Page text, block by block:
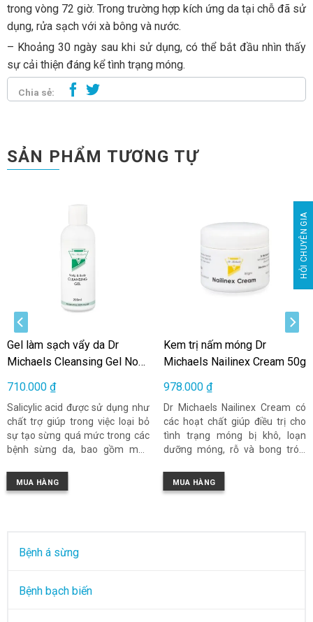
trong vòng 72 giờ. Trong trường hợp kích ứng da tại chỗ đã sử
dụng, rửa sạch với xà bông và nước.
– Khoảng 30 ngày sau khi sử dụng, có thể bắt đầu nhìn thấy
sự cải thiện đáng kể tình trạng móng.
Chia sẻ:
SẢN PHẨM TƯƠNG TỰ
Gel làm sạch vẩy da Dr
Michaels Cleansing Gel No
710.000 ₫
Salicylic acid được sử dụng như
chất trợ giúp trong việc loại bỏ
sự tạo sừng quá mức trong các
bệnh sừng da, bao gồm mụn
nhau;chứng dày sừng bàn chân
và bàn tay, dày sừng nang lông
sự tạo sừng quá mức trên vùng
lưng và tổn thương dạng sừng
MUA HÀNG
Kem trị nấm móng Dr
Michaels Nailinex Cream 50g
978.000 ₫
Dr Michaels Nailinex Cream có
các hoạt chất giúp điều trị cho
tình trạng móng bị khô, loạn
dưỡng móng, rỗ và bong tróc.
mềm lớp biểu bì rất cứng xung
quanh móng tay và giúp khuyến
MUA HÀNG
Bệnh á sừng
Bệnh bạch biến
HỎI CHUYÊN GIA